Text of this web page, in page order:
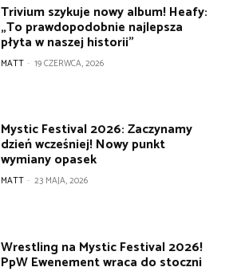
Trivium szykuje nowy album! Heafy:
„To prawdopodobnie najlepsza
płyta w naszej historii”
MATT - 19 CZERWCA, 2026
Mystic Festival 2026: Zaczynamy
dzień wcześniej! Nowy punkt
wymiany opasek
MATT - 23 MAJA, 2026
Wrestling na Mystic Festival 2026!
PpW Ewenement wraca do stoczni